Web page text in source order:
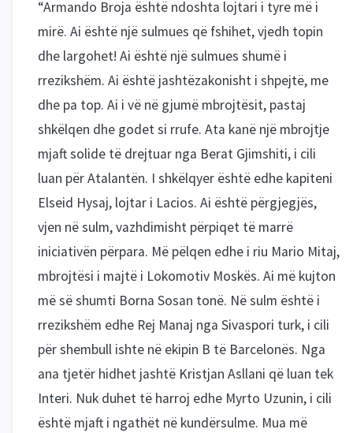
“Armando Broja është ndoshta lojtari i tyre më i
mirë. Ai është një sulmues që fshihet, vjedh topin
dhe largohet! Ai është një sulmues shumë i
rrezikshëm. Ai është jashtëzakonisht i shpejtë, me
dhe pa top. Ai i vë në gjumë mbrojtësit, pastaj
shkëlqen dhe godet si rrufe. Ata kanë një mbrojtje
mjaft solide të drejtuar nga Berat Gjimshiti, i cili
luan për Atalantën. I shkëlqyer është edhe kapiteni
Elseid Hysaj, lojtar i Lacios. Ai është përgjegjës,
vjen në sulm, vazhdimisht përpiqet të marrë
iniciativën përpara. Më pëlqen edhe i riu Mario Mitaj,
mbrojtësi i majtë i Lokomotiv Moskës. Ai më kujton
më së shumti Borna Sosan tonë. Në sulm është i
rrezikshëm edhe Rej Manaj nga Sivaspori turk, i cili
për shembull ishte në ekipin B të Barcelonës. Nga
ana tjetër hidhet jashtë Kristjan Asllani që luan tek
Interi. Nuk duhet të harroj edhe Myrto Uzunin, i cili
është mjaft i ngathët në kundërsulme. Mua më